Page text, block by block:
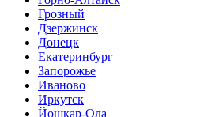
Грозный
Дзержинск
Донецк
Екатеринбург
Запорожье
Иваново
Иркутск
Йошкар-Ола